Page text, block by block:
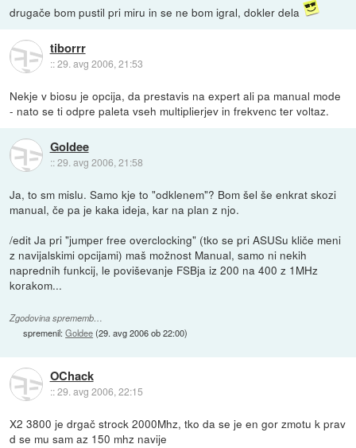
drugače bom pustil pri miru in se ne bom igral, dokler dela
tiborrr
::29. avg 2006, 21:53
Nekje v biosu je opcija, da prestavis na expert ali pa manual mode
- nato se ti odpre paleta vseh multiplierjev in frekvenc ter voltaz.
Goldee
::29. avg 2006, 21:58
Ja, to sm mislu. Samo kje to "odklenem"? Bom šel še enkrat skozi
manual, če pa je kaka ideja, kar na plan z njo.
/edit Ja pri "jumper free overclocking" (tko se pri ASUSu kliče meni
z navijalskimi opcijami) maš možnost Manual, samo ni nekih
naprednih funkcij, le poviševanje FSBja iz 200 na 400 z 1MHz
korakom...
Zgodovina sprememb…
spremenil:Goldee(29. avg 2006 ob 22:00)
OChack
::29. avg 2006, 22:15
X2 3800 je drgač strock 2000Mhz, tko da se je en gor zmotu k prav
d se mu sam az 150 mhz navije